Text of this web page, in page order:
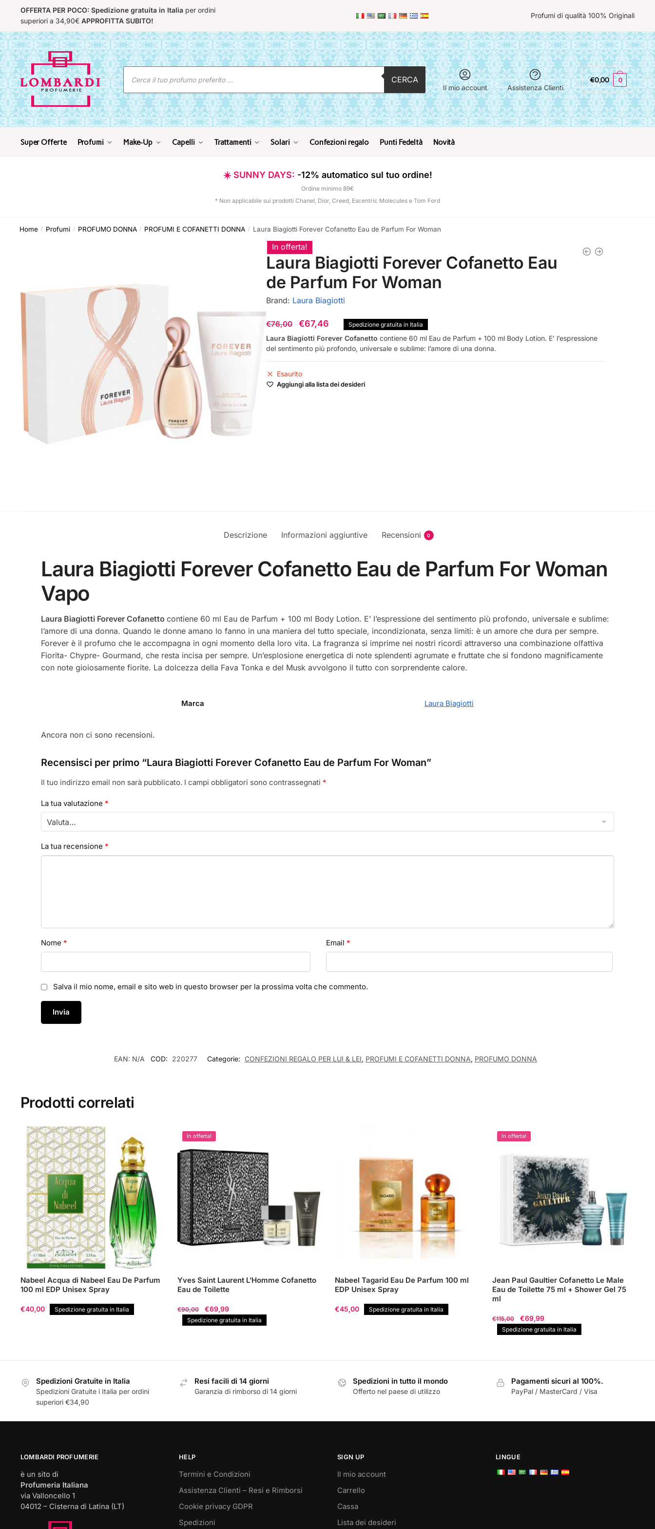
navigation
content
OFFERTA PER POCO: Spedizione gratuita in Italia per ordini
superiori a 34,90€ APPROFITTA SUBITO!
Profumi di qualità 100% Originali
Ricerca
prodotti
CERCA
Il mio account Assistenza Clienti
€0,00 0
Super Offerte Profumi Make-Up Capelli Trattamenti Solari Confezioni regalo Punti Fedeltà Novità
☀️ SUNNY DAYS: -12% automatico sul tuo ordine!
Ordine minimo 89€
* Non applicabile sui prodotti Chanel, Dior, Creed, Escentric Molecules e Tom Ford
Home / Profumi / PROFUMO DONNA / PROFUMI E COFANETTI DONNA / Laura Biagiotti Forever Cofanetto Eau de Parfum For Woman
In offerta!
Laura Biagiotti Forever Cofanetto Eau
de Parfum For Woman
Brand: Laura Biagiotti
€76,00
Il
prezzo
originale
€76,00.
€67,46
prezzo
attuale
€67,46.
Spedizione gratuita in Italia
Laura Biagiotti Forever Cofanetto contiene 60 ml Eau de Parfum + 100 ml Body Lotion. E’ l’espressione
del sentimento più profondo, universale e sublime: l’amore di una donna.
Esaurito
Aggiungi alla lista dei desideri
Descrizione Informazioni aggiuntive Recensioni 0
Laura Biagiotti Forever Cofanetto Eau de Parfum For Woman
Vapo
Laura Biagiotti Forever Cofanetto contiene 60 ml Eau de Parfum + 100 ml Body Lotion. E’ l’espressione del sentimento più profondo, universale e sublime:
l’amore di una donna. Quando le donne amano lo fanno in una maniera del tutto speciale, incondizionata, senza limiti: è un amore che dura per sempre.
Forever è il profumo che le accompagna in ogni momento della loro vita. La fragranza si imprime nei nostri ricordi attraverso una combinazione olfattiva
Fiorita- Chypre- Gourmand, che resta incisa per sempre. Un’esplosione energetica di note splendenti agrumate e fruttate che si fondono magnificamente
con note gioiosamente fiorite. La dolcezza della Fava Tonka e del Musk avvolgono il tutto con sorprendente calore.
Marca Laura Biagiotti
Ancora non ci sono recensioni.
Recensisci per primo “Laura Biagiotti Forever Cofanetto Eau de Parfum For Woman”
Il tuo indirizzo email non sarà pubblicato. I campi obbligatori sono contrassegnati *
La tua valutazione *
La tua recensione *
Nome * Email *
Salva il mio nome, email e sito web in questo browser per la prossima volta che commento.
EAN: N/A COD: 220277 Categorie: CONFEZIONI REGALO PER LUI & LEI, PROFUMI E COFANETTI DONNA, PROFUMO DONNA
Prodotti correlati
Nabeel Acqua di Nabeel Eau De Parfum
100 ml EDP Unisex Spray
€40,00 Spedizione gratuita in Italia
In offerta!
Yves Saint Laurent L’Homme Cofanetto
Eau de Toilette
€90,00
Il
prezzo
€69,99
prezzo
Spedizione gratuita in Italia
Nabeel Tagarid Eau De Parfum 100 ml
EDP Unisex Spray
€45,00 Spedizione gratuita in Italia
In offerta!
Jean Paul Gaultier Cofanetto Le Male
Eau de Toilette 75 ml + Shower Gel 75
ml
€115,00
Il
prezzo
€69,99
prezzo
Spedizione gratuita in Italia
Spedizioni Gratuite in Italia
Spedizioni Gratuite i Italia per ordini
superiori €34,90
Resi facili di 14 giorni
Garanzia di rimborso di 14 giorni
Spedizioni in tutto il mondo
Offerto nel paese di utilizzo
Pagamenti sicuri al 100%.
PayPal / MasterCard / Visa
LOMBARDI PROFUMERIE
è un sito di
Profumeria Italiana
via Valloncello 1
04012 – Cisterna di Latina (LT)
HELP
Termini e Condizioni
Assistenza Clienti – Resi e Rimborsi
Cookie privacy GDPR
Spedizioni
SIGN UP
Il mio account
Carrello
Cassa
Lista dei desideri
LINGUE